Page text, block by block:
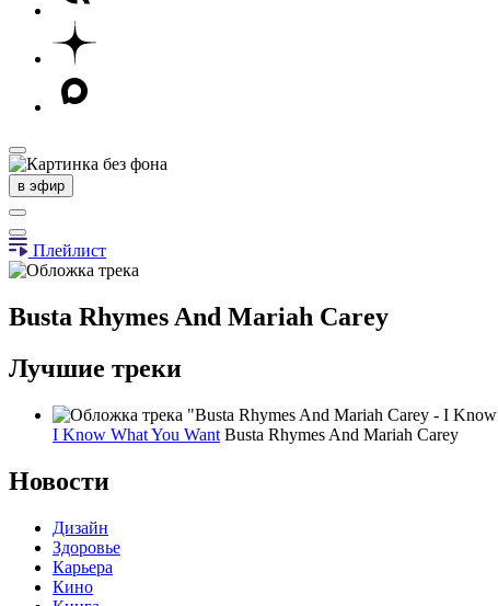
в эфир
Плейлист
Busta Rhymes And Mariah Carey
Лучшие треки
I Know What You Want Busta Rhymes And Mariah Carey
Новости
Дизайн
Здоровье
Карьера
Кино